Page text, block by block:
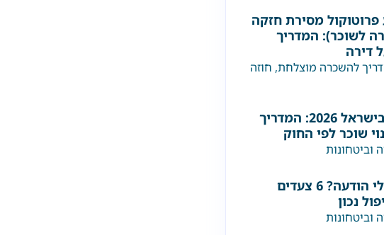
פרוטוקול מסירת חזקה
לשוכר): המדריך
דירה
להשכרה מוצלחת, חוזה
דייר סרבן בישראל 2026: המדריך
שוכר לפי החוק
וביטחונות
דייר עזב בלי הודעה? 6 צעדים
נכון
וביטחונות